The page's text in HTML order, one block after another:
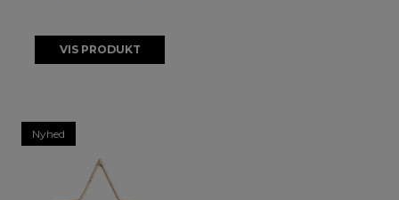
VIS PRODUKT
Nyhed